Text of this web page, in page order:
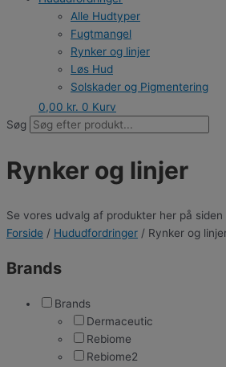
Alle Hudtyper
Fugtmangel
Rynker og linjer
Løs Hud
Solskader og Pigmentering
Sensitiv Hud
Uren / Akne hud
Rødme og Rosacea
Mørkerander
Ung Hud
Cellulite
Rebiome
Viscoderm
Gavekort
0,00 kr. 0 Kurv
Søg
Rynker og linjer
Se vores udvalg af produkter her på siden
Forside / Hududfordringer / Rynker og
Brands
Brands
Dermaceutic
Rebiome
Rebiome2